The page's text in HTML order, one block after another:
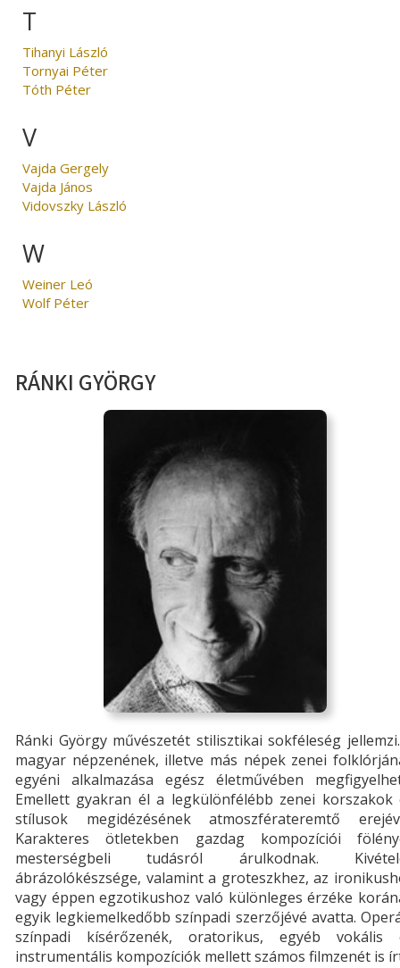
T
Tihanyi László
Tornyai Péter
Tóth Péter
V
Vajda Gergely
Vajda János
Vidovszky László
W
Weiner Leó
Wolf Péter
RÁNKI GYÖRGY
Ránki György művészetét stilisztikai sokféleség
magyar népzenének, illetve más népek zenei
egyéni alkalmazása egész életművében
Emellett gyakran él a legkülönfélébb zenei korszakok
stílusok megidézésének atmoszférateremtő
Karakteres ötletekben gazdag kompozíciói
mesterségbeli tudásról árulkodnak.
ábrázolókészsége, valamint a groteszkhez, az
vagy éppen egzotikushoz való különleges érzéke
egyik legkiemelkedőbb színpadi szerzőjévé avatta.
színpadi kísérőzenék, oratorikus, egyéb vokális
instrumentális kompozíciók mellett számos filmzenét is